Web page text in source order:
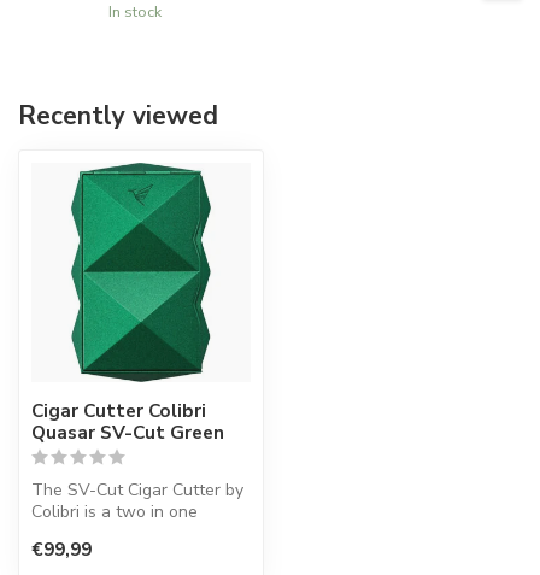
In stock
Recently viewed
Cigar Cutter Colibri
Quasar SV-Cut Green
The SV-Cut Cigar Cutter by
Colibri is a two in one
V-...
€99,99